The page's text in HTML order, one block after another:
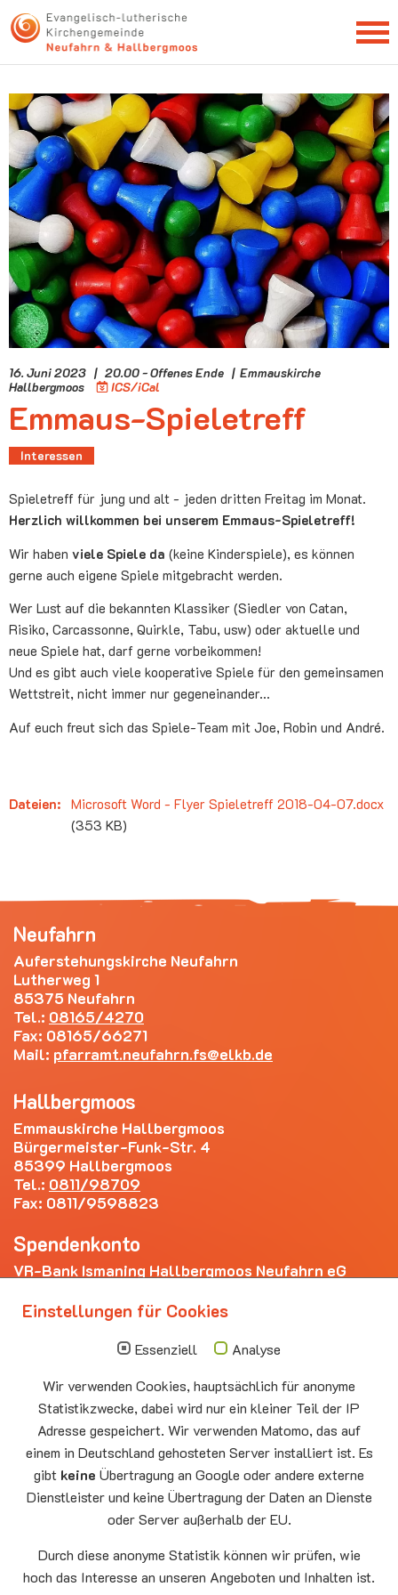
NEWSLETTER
16. Juni 2023 | 20.00 - Offenes Ende | Emmauskirche
Hallbergmoos
ICS/iCal
Emmaus-Spieletreff
Interessen
Spieletreff für jung und alt - jeden dritten Freitag im Monat.
Herzlich willkommen bei unserem Emmaus-Spieletreff!
Wir haben viele Spiele da (keine Kinderspiele), es können
gerne auch eigene Spiele mitgebracht werden.
Wer Lust auf die bekannten Klassiker (Siedler von Catan,
Risiko, Carcassonne, Quirkle, Tabu, usw) oder aktuelle und
neue Spiele hat, darf gerne vorbeikommen!
Und es gibt auch viele kooperative Spiele für den gemeinsamen
Wettstreit, nicht immer nur gegeneinander...
Auf euch freut sich das Spiele-Team mit Joe, Robin und André.
Dateien: Microsoft Word - Flyer Spieletreff 2018-04-07.docx
(353 KB)
Neufahrn
Auferstehungskirche Neufahrn
Lutherweg 1
85375 Neufahrn
Tel.: 08165/4270
Fax: 08165/66271
Mail: pfarramt.neufahrn.fs elkb.de
Hallbergmoos
Emmauskirche Hallbergmoos
Bürgermeister-Funk-Str. 4
85399 Hallbergmoos
Tel.: 0811/98709
Fax: 0811/9598823
Spendenkonto
VR-Bank Ismaning Hallbergmoos Neufahrn eG
Die nächsten Termine
10.00 - 11.00
Auferstehungskirche Neufahrn
Montag
15.00 - 17.00
10.08
Senioren-Spieletreff Neufahrn
Auferstehungskirche Neufahrn
Mittwoch
20.00 Offenes Ende
Godtimes
Facebook
Einstellungen für Cookies
Essenziell
Analyse
Wir verwenden Cookies, hauptsächlich für anonyme
Statistikzwecke, dabei wird nur ein kleiner Teil der IP
Adresse gespeichert. Wir verwenden Matomo, das auf
einem in Deutschland gehosteten Server installiert ist. Es
gibt keine Übertragung an Google oder andere externe
Dienstleister und keine Übertragung der Daten an Dienste
oder Server außerhalb der EU.
Durch diese anonyme Statistik können wir prüfen, wie
hoch das Interesse an unseren Angeboten und Inhalten ist.